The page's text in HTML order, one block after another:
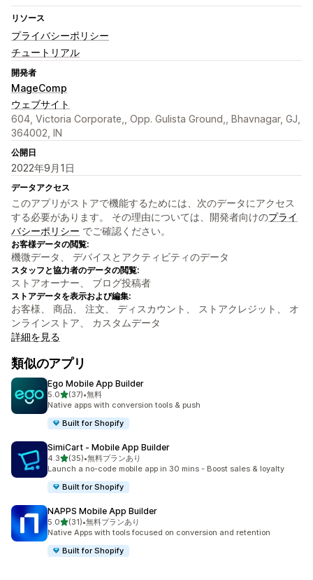
リソース
プライバシーポリシー
チュートリアル
開発者
MageComp
ウェブサイト
604, Victoria Corporate,, Opp. Gulista Ground,, Bhavnagar, GJ,
364002, IN
公開日
2022年9月1日
データアクセス
このアプリがストアで機能するためには、次のデータにアクセス
する必要があります。 その理由については、開発者向けのプライ
バシーポリシー でご確認ください。
お客様データの閲覧:
機微データ、 デバイスとアクティビティのデータ
スタッフと協力者のデータの閲覧:
ストアオーナー、 ブログ投稿者
ストアデータを表示および編集:
お客様、 商品、 注文、 ディスカウント、 ストアクレジット、 オ
ンラインストア、 カスタムデータ
詳細を見る
類似のアプリ
Ego Mobile App Builder
5.05つ星中
(37)
合計レビュー数：37件
•無料
Native apps with conversion tools & push
Built for Shopify
SimiCart ‑ Mobile App Builder
4.35つ星中
(35)
合計レビュー数：35件
•無料プランあり
Launch a no-code mobile app in 30 mins - Boost sales & loyalty
Built for Shopify
NAPPS Mobile App Builder
5.05つ星中
(31)
合計レビュー数：31件
•無料プランあり
Native Apps with tools focused on conversion and retention
Built for Shopify